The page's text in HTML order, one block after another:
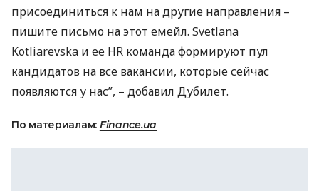
присоединиться к нам на другие направления –
пишите письмо на этот емейл. Svetlana
Kotliarevska и ее HR команда формируют пул
кандидатов на все вакансии, которые сейчас
появляются у нас”, – добавил Дубилет.
По материалам: Finance.ua